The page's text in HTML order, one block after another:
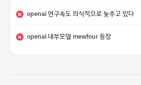
N openai 연구속도 의식적으로 늦추고 있다
N openai 내부모델 mewfour 등장